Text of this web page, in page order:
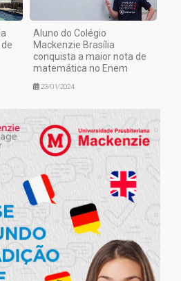
Aluno do Colégio
Mackenzie Brasília
conquista a maior nota de
matemática no Enem
23/01/2024